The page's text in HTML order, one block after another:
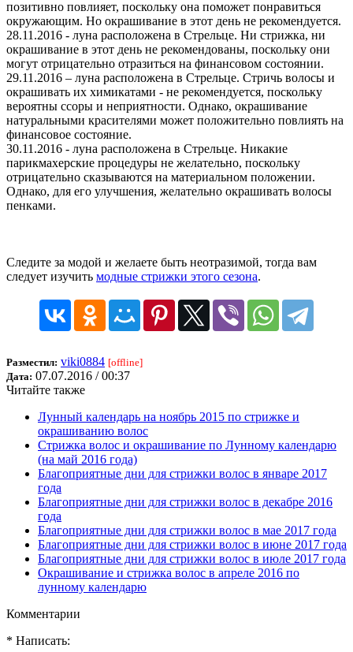
позитивно повлияет, поскольку она поможет понравиться
окружающим. Но окрашивание в этот день не рекомендуется.
28.11.2016 - луна расположена в Стрельце. Ни стрижка, ни
окрашивание в этот день не рекомендованы, поскольку они
могут отрицательно отразиться на финансовом состоянии.
29.11.2016 – луна расположена в Стрельце. Стричь волосы и
окрашивать их химикатами - не рекомендуется, поскольку
вероятны ссоры и неприятности. Однако, окрашивание
натуральными красителями может положительно повлиять на
финансовое состояние.
30.11.2016 - луна расположена в Стрельце. Никакие
парикмахерские процедуры не желательно, поскольку
отрицательно сказываются на материальном положении.
Однако, для его улучшения, желательно окрашивать волосы
пенками.
Следите за модой и желаете быть неотразимой, тогда вам
следует изучить модные стрижки этого сезона.
Разместил: viki0884 [offline]
Дата: 07.07.2016 / 00:37
Читайте также
Лунный календарь на ноябрь 2015 по стрижке и
окрашиванию волос
Стрижка волос и окрашивание по Лунному календарю
(на май 2016 года)
Благоприятные дни для стрижки волос в январе 2017
года
Благоприятные дни для стрижки волос в декабре 2016
года
Благоприятные дни для стрижки волос в мае 2017 года
Благоприятные дни для стрижки волос в июне 2017 года
Благоприятные дни для стрижки волос в июле 2017 года
Окрашивание и стрижка волос в апреле 2016 по
лунному календарю
Комментарии
* Написать: